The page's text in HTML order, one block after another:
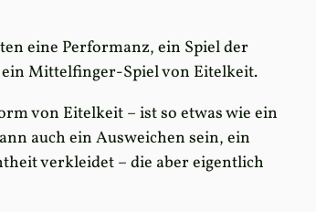
eine Performanz, ein Spiel der
Mittelfinger-Spiel von Eitelkeit.
von Eitelkeit – ist so etwas wie ein
auch ein Ausweichen sein, ein
verkleidet – die aber eigentlich